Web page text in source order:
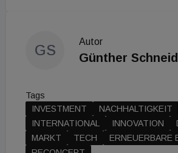
GS
Autor
Günther
Tags
INVESTMENT
NACHHALTIGKEIT
INTERNATIONAL
INNOVATION
MARKT
TECH
ERNEUERBARE